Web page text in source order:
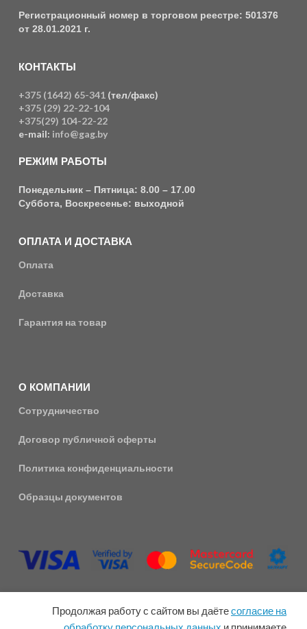
Регистрационный номер в торговом реестре: 501376
от 28.01.2021 г.
КОНТАКТЫ
+375 (1642) 65-341 (тел/факс)
+375 (29) 22-22-104
+375(29) 104-22-22
e-mail: info@gag.by
РЕЖИМ РАБОТЫ
Понедельник – Пятница: 8.00 – 17.00
Суббота, Воскресенье: выходной
ОПЛАТА И ДОСТАВКА
Оплата
Доставка
Гарантия на товар
О КОМПАНИИ
Сотрудничество
Договор публичной оферты
Политика конфиденциальности
Образцы документов
Продолжая работу с сайтом вы даётесогласие на